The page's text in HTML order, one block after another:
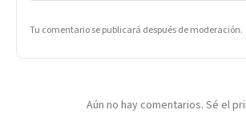
Tu comentario se publicará después de moderación.
Aún no hay comentarios. Sé el